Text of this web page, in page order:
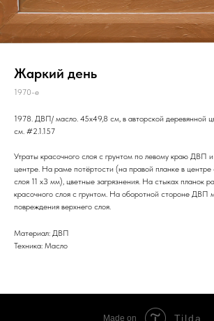
Жаркий день
1970-е
1978. ДВП/ масло. 45x49,8 см, в авторской деревянной
см. #2.1.157
Утраты красочного слоя с грунтом по левому краю ДВП
центре. На раме потёртости (на правой планке в центре
слоя 11 хЗ мм), цветные загрязнения. На стыках планок
красочного слоя с грунтом. На оборотной стороне ДВП
повреждения верхнего слоя.
Материал: ДВП
Техника: Масло
Made on Tilda